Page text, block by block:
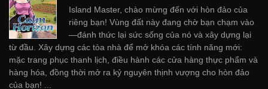
Island Master, chào mừng đến với hòn đảo của
riêng bạn! Vùng đất này đang chờ bạn chạm vào
—đánh thức lại sức sống của nó và xây dựng lại
từ đầu. Xây dựng các tòa nhà để mở khóa các tính năng mới:
mặc trang phục thanh lịch, điều hành các cửa hàng thực phẩm và
hàng hóa, đồng thời mở ra kỷ nguyên thịnh vượng cho hòn đảo
của bạn! ...